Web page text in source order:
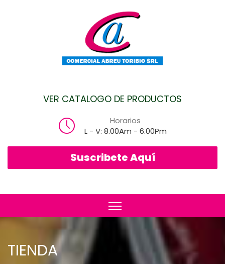
VER CATALOGO DE PRODUCTOS
Horarios
L - V: 8.00Am - 6.00Pm
Suscribete Aquí
TIENDA